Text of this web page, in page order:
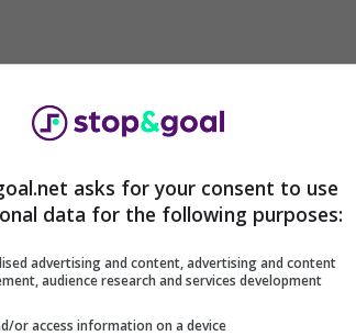
del presidente dell’Empoli Corsi
riguardo la gestione del
italiano.
c’è l’annuncio del
asks for your consent to use
data for the following purposes:
advertising and content, advertising and content
audience research and services development
or access information on a device